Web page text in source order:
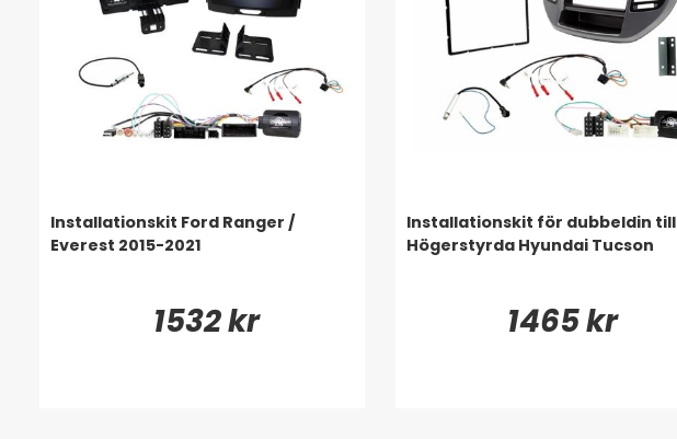
Installationskit Ford Ranger /
Everest 2015-2021
1532 kr
Installationskit för dubbeldin till
Högerstyrda Hyundai Tucson
1465 kr